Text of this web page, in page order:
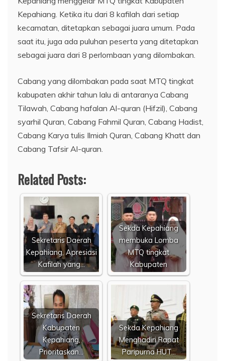
Kepahiang. Ketika itu dari 8 kafilah dari setiap
kecamatan, ditetapkan sebagai juara umum. Pada
saat itu, juga ada puluhan peserta yang ditetapkan
sebagai juara dari 8 perlombaan yang dilombakan.
Cabang yang dilombakan pada saat MTQ tingkat
kabupaten akhir tahun lalu di antaranya Cabang
Tilawah, Cabang hafalan Al-quran (Hifzil), Cabang
syarhil Quran, Cabang Fahmil Quran, Cabang Hadist,
Cabang Karya tulis Ilmiah Quran, Cabang Khatt dan
Cabang Tafsir Al-quran.
Related Posts:
Sekretaris Daerah
Kepahiang, Apresiasi
Kafilah yang…
Sekda Kepahiang
membuka Lomba
MTQ tingkat
Kabupaten
Sekretaris Daerah
Kabupaten
Kepahiang,
Prioritaskan…
Sekda Kepahiang
Menghadiri Rapat
Paripurna HUT…